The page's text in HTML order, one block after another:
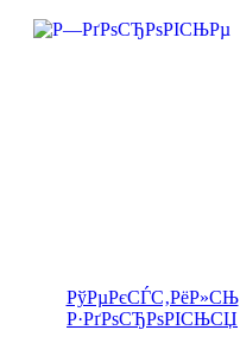
РўРµРєСЃС‚РёР»СЊ
Р·РґРѕСЂРѕРІСЊСЏ